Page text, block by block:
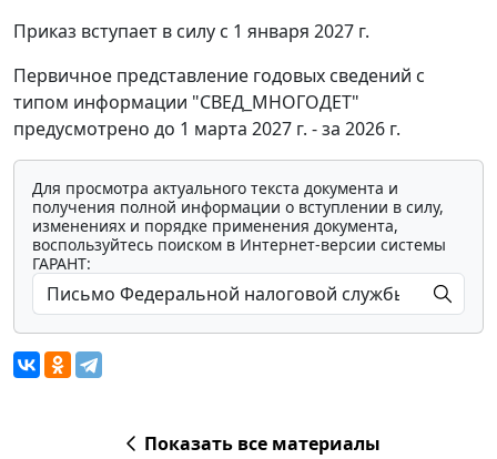
Приказ вступает в силу с 1 января 2027 г.
Первичное представление годовых сведений с
типом информации "СВЕД_МНОГОДЕТ"
предусмотрено до 1 марта 2027 г. - за 2026 г.
Для просмотра актуального текста документа и
получения полной информации о вступлении в силу,
изменениях и порядке применения документа,
воспользуйтесь поиском в Интернет-версии системы
ГАРАНТ:
Показать все материалы